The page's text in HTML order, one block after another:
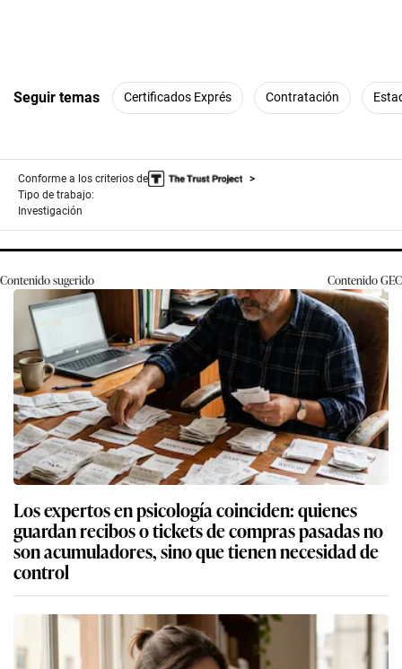
Seguir temas Certificados Exprés Contratación
Conforme a los criterios de
Tipo de trabajo:
Investigación
Contenido sugerido ContenidoGEC
Los expertos en psicología coinciden: quienes
guardan recibos o tickets de compras pasadas no
son acumuladores, sino que tienen necesidad de
control